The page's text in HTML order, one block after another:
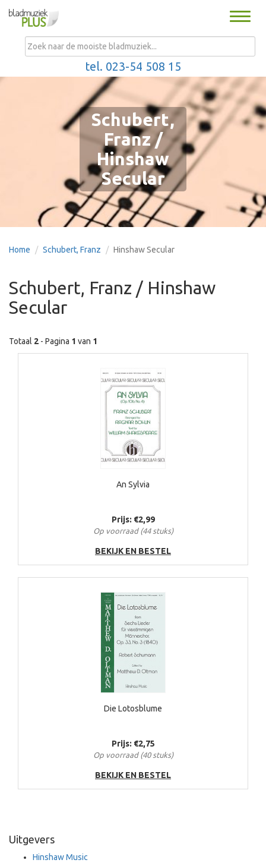
Toggle
tel. 023-54 508 15
MENU
Schubert,
Franz /
Hinshaw
Secular
Home Schubert, Franz Hinshaw Secular
Schubert, Franz / Hinshaw
Secular
Totaal 2 - Pagina 1 van 1
An Sylvia
Prijs: €2,99
Op voorraad (44 stuks)
BEKIJK EN BESTEL
Die Lotosblume
Prijs: €2,75
Op voorraad (40 stuks)
BEKIJK EN BESTEL
Uitgevers
Hinshaw Music